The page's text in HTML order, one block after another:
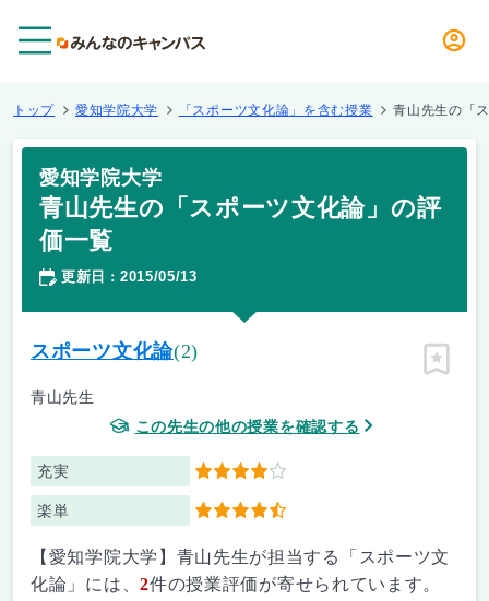
トップ 愛知学院大学 「スポーツ文化論」を含む授業 青山先生の「
愛知学院大学
青山先生の「スポーツ文化論」の評
価一覧
更新日 ： 2015/05/13
スポーツ文化論(2)
青山先生
この先生の他の授業を確認する
充実 4
楽単 4.5
ピン留
【愛知学院大学】青山先生が担当する「スポーツ文
化論」には、2件の授業評価が寄せられています。